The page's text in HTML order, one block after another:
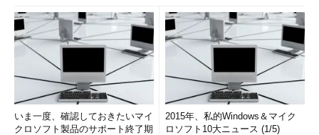
いま一度、確認しておきたいマイ
クロソフト製品のサポート終了期
2015年、私的Windows＆マイク
ロソフト10大ニュース (1/5)